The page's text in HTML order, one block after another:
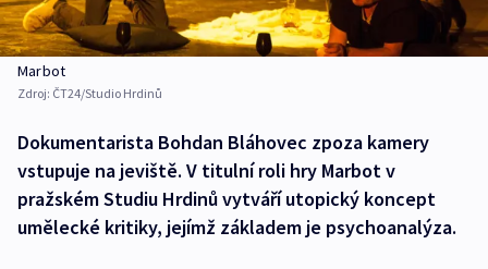
Marbot
Zdroj: ČT24/Studio Hrdinů
Dokumentarista Bohdan Bláhovec zpoza kamery
vstupuje na jeviště. V titulní roli hry Marbot v
pražském Studiu Hrdinů vytváří utopický koncept
umělecké kritiky, jejímž základem je psychoanalýza.